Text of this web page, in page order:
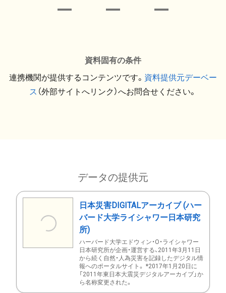
資料固有の条件
連携機関が提供するコンテンツです。 資料提供元デーベー
ス （外部サイトへリンク）へお問合せください。
データの提供元
日本災害DIGITALアーカイブ (ハー
バード大学ライシャワー日本研究
所)
ハーバード大学エドウィン・O・ライシャワー
日本研究所が企画・運営する、2011年3月11日
から続く自然・人為災害を記録したデジタル情
報へのポータルサイト。 *2017年1月20日に
「2011年東日本大震災デジタルアーカイブ」か
ら名称変更された。